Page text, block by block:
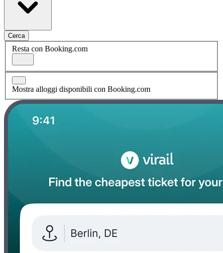
Cerca
Resta con Booking.com
Mostra alloggi disponibili con Booking.com